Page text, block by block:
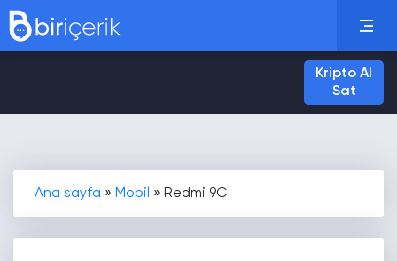
Kripto Al
Sat
Ana sayfa » Mobil » Redmi 9C